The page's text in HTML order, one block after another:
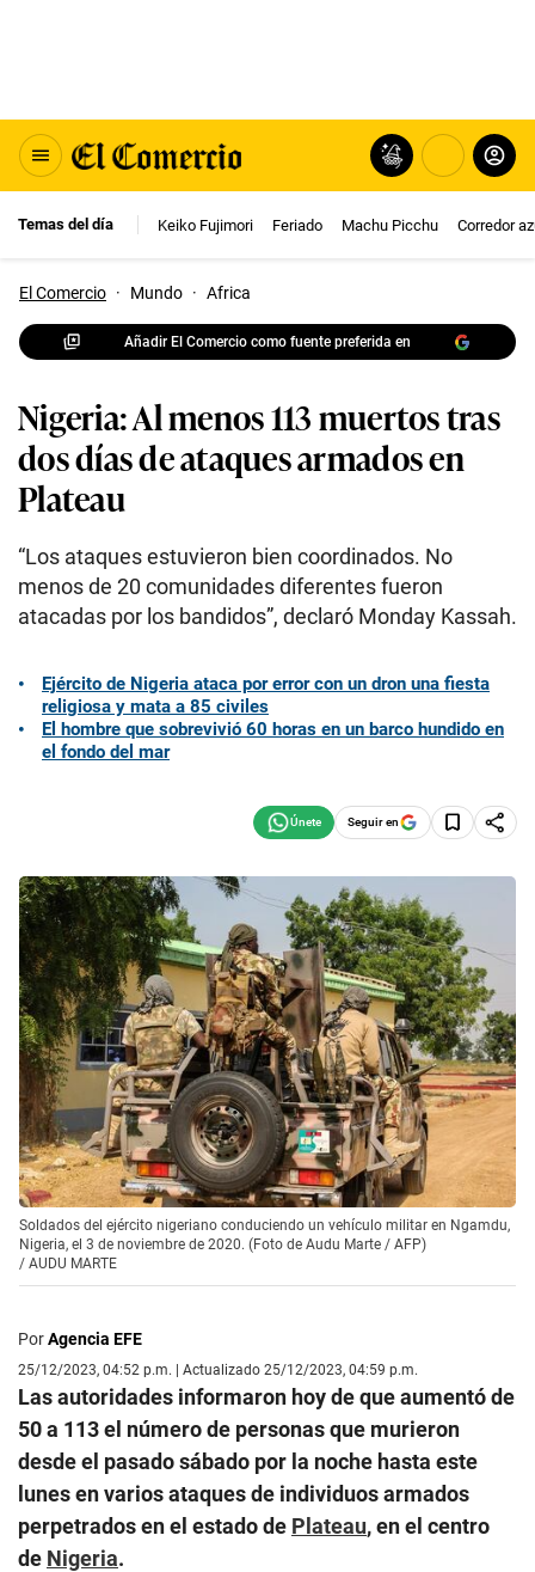
Temas del día Keiko Fujimori Feriado Machu Picchu Corredor
El Comercio · Mundo · Africa
Añadir El Comercio como fuente preferida en
Nigeria: Al menos 113 muertos tras
dos días de ataques armados en
Plateau
“Los ataques estuvieron bien coordinados. No
menos de 20 comunidades diferentes fueron
atacadas por los bandidos”, declaró Monday Kassah.
Ejército de Nigeria ataca por error con un dron una fiesta
religiosa y mata a 85 civiles
El hombre que sobrevivió 60 horas en un barco hundido en
el fondo del mar
Seguir en
Soldados del ejército nigeriano conduciendo un vehículo militar en Ngamdu,
Nigeria, el 3 de noviembre de 2020. (Foto de Audu Marte / AFP)
/ AUDU MARTE
PorAgencia EFE
25/12/2023, 04:52 p.m. | Actualizado 25/12/2023, 04:59 p.m.
Las autoridades informaron hoy de que aumentó de
50 a 113 el número de personas que murieron
desde el pasado sábado por la noche hasta este
lunes en varios ataques de individuos armados
perpetrados en el estado de Plateau, en el centro
de Nigeria.